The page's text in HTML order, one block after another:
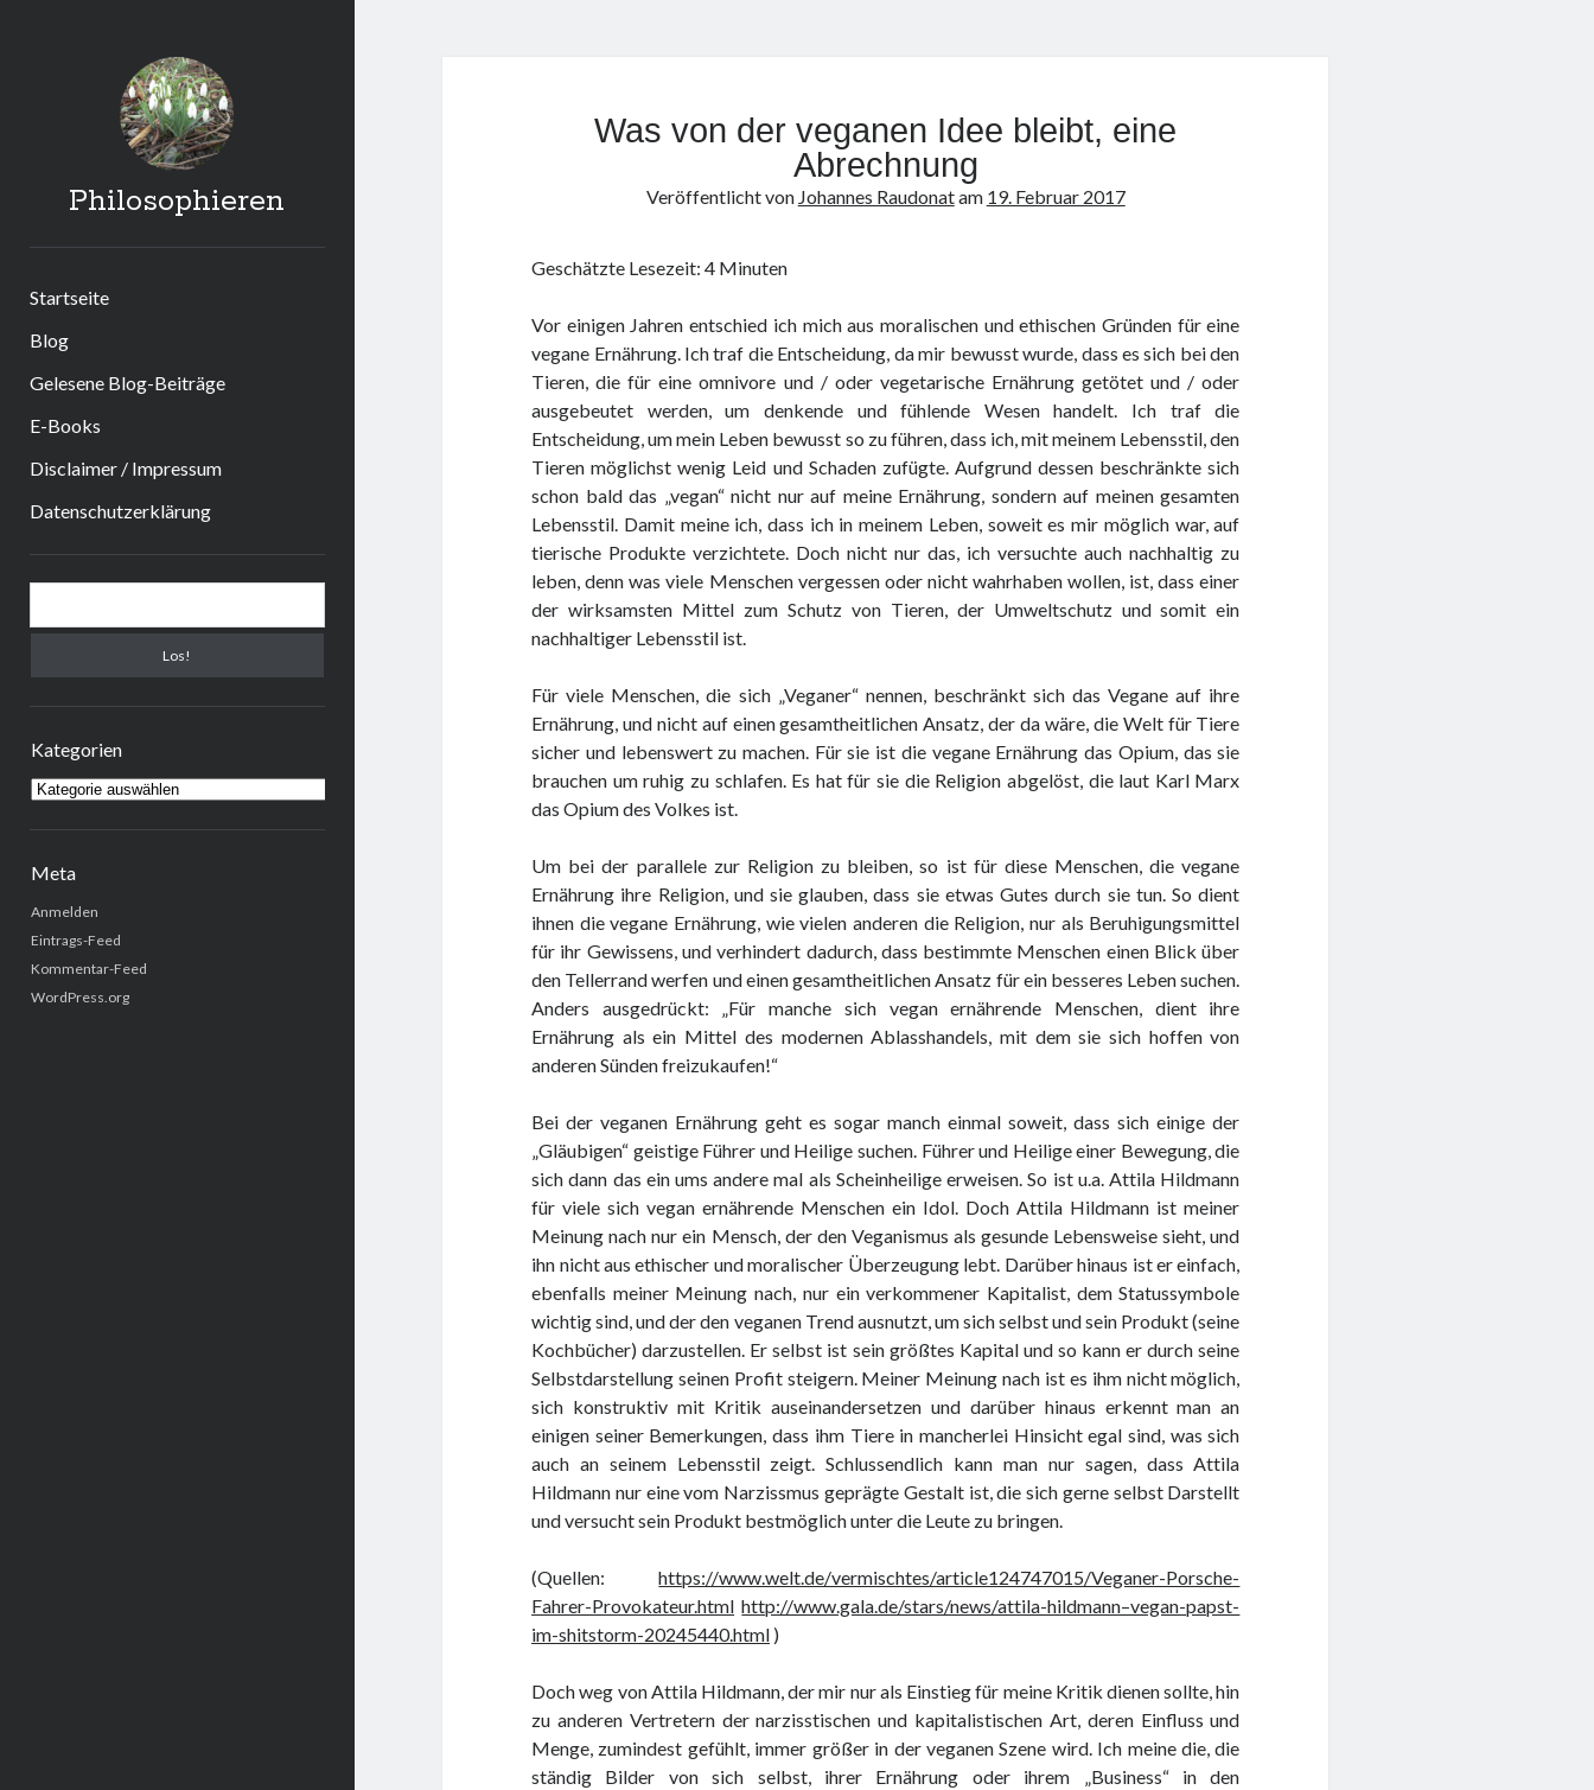
Philosophieren
Startseite
Blog
Gelesene Blog-Beiträge
E-Books
Disclaimer / Impressum
Datenschutzerklärung
Kategorien
Kategorien
Meta
Anmelden
Eintrags-Feed
Kommentar-Feed
WordPress.org
Was von der veganen Idee bleibt, eine
Abrechnung
Veröffentlicht von Johannes Raudonatam 19. Februar 2017
Geschätzte Lesezeit: 4 Minuten
Vor einigen Jahren entschied ich mich aus moralischen und ethischen Gründen für eine
vegane Ernährung. Ich traf die Entscheidung, da mir bewusst wurde, dass es sich bei den
Tieren, die für eine omnivore und / oder vegetarische Ernährung getötet und / oder
ausgebeutet werden, um denkende und fühlende Wesen handelt. Ich traf die
Entscheidung, um mein Leben bewusst so zu führen, dass ich, mit meinem Lebensstil, den
Tieren möglichst wenig Leid und Schaden zufügte. Aufgrund dessen beschränkte sich
schon bald das „vegan“ nicht nur auf meine Ernährung, sondern auf meinen gesamten
Lebensstil. Damit meine ich, dass ich in meinem Leben, soweit es mir möglich war, auf
tierische Produkte verzichtete. Doch nicht nur das, ich versuchte auch nachhaltig zu
leben, denn was viele Menschen vergessen oder nicht wahrhaben wollen, ist, dass einer
der wirksamsten Mittel zum Schutz von Tieren, der Umweltschutz und somit ein
nachhaltiger Lebensstil ist.
Für viele Menschen, die sich „Veganer“ nennen, beschränkt sich das Vegane auf ihre
Ernährung, und nicht auf einen gesamtheitlichen Ansatz, der da wäre, die Welt für Tiere
sicher und lebenswert zu machen. Für sie ist die vegane Ernährung das Opium, das sie
brauchen um ruhig zu schlafen. Es hat für sie die Religion abgelöst, die laut Karl Marx
das Opium des Volkes ist.
Um bei der parallele zur Religion zu bleiben, so ist für diese Menschen, die vegane
Ernährung ihre Religion, und sie glauben, dass sie etwas Gutes durch sie tun. So dient
ihnen die vegane Ernährung, wie vielen anderen die Religion, nur als Beruhigungsmittel
für ihr Gewissens, und verhindert dadurch, dass bestimmte Menschen einen Blick über
den Tellerrand werfen und einen gesamtheitlichen Ansatz für ein besseres Leben suchen.
Anders ausgedrückt: „Für manche sich vegan ernährende Menschen, dient ihre
Ernährung als ein Mittel des modernen Ablasshandels, mit dem sie sich hoffen von
anderen Sünden freizukaufen!“
Bei der veganen Ernährung geht es sogar manch einmal soweit, dass sich einige der
„Gläubigen“ geistige Führer und Heilige suchen. Führer und Heilige einer Bewegung, die
sich dann das ein ums andere mal als Scheinheilige erweisen. So ist u.a. Attila Hildmann
für viele sich vegan ernährende Menschen ein Idol. Doch Attila Hildmann ist meiner
Meinung nach nur ein Mensch, der den Veganismus als gesunde Lebensweise sieht, und
ihn nicht aus ethischer und moralischer Überzeugung lebt. Darüber hinaus ist er einfach,
ebenfalls meiner Meinung nach, nur ein verkommener Kapitalist, dem Statussymbole
wichtig sind, und der den veganen Trend ausnutzt, um sich selbst und sein Produkt (seine
Kochbücher) darzustellen. Er selbst ist sein größtes Kapital und so kann er durch seine
Selbstdarstellung seinen Profit steigern. Meiner Meinung nach ist es ihm nicht möglich,
sich konstruktiv mit Kritik auseinandersetzen und darüber hinaus erkennt man an
einigen seiner Bemerkungen, dass ihm Tiere in mancherlei Hinsicht egal sind, was sich
auch an seinem Lebensstil zeigt. Schlussendlich kann man nur sagen, dass Attila
Hildmann nur eine vom Narzissmus geprägte Gestalt ist, die sich gerne selbst Darstellt
und versucht sein Produkt bestmöglich unter die Leute zu bringen.
(Quellen:https://www.welt.de/vermischtes/article124747015/Veganer-Porsche-
Fahrer-Provokateur.html http://www.gala.de/stars/news/attila-hildmann–vegan-papst-
im-shitstorm-20245440.html )
Doch weg von Attila Hildmann, der mir nur als Einstieg für meine Kritik dienen sollte, hin
zu anderen Vertretern der narzisstischen und kapitalistischen Art, deren Einfluss und
Menge, zumindest gefühlt, immer größer in der veganen Szene wird. Ich meine die, die
ständig Bilder von sich selbst, ihrer Ernährung oder ihrem „Business“ in den